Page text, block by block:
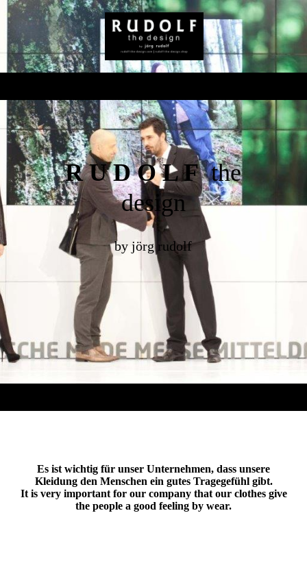
R U D O L Fthe
design
by jörg rudolf
Es ist wichtig für unser Unternehmen, dass unsere
Kleidung den Menschen ein gutes Tragegefühl gibt.
It is very important for our company that our clothes give
the people a good feeling by wear.